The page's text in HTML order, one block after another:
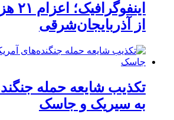
از آذربایجان‌شرقی
تکذیب شایعه حمله
به سیریک و جاسک